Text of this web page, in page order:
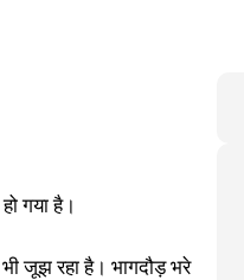
गया है।
जूझ रहा है। भागदौड़ भरे